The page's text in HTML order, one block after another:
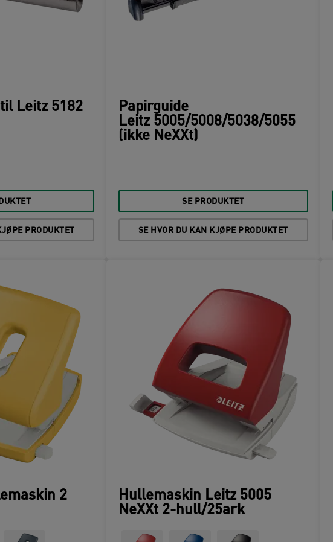
Leitz 5182
PRODUKTET
Papirguide
Leitz 5005/5008/5038/5055
(ikke NeXXt)
SE PRODUKTET
SE HVOR DU KAN KJØPE PRODUKTET
2
Hullemaskin Leitz 5005
NeXXt 2-hull/25ark